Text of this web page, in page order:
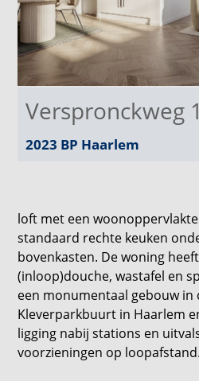
Verspronckweg
2023 BP Haarlem
loft met een
standaard rechte keuken
bovenkasten. De woning
(inloop)douche, wastafel en
een monumentaal gebouw in
Kleverparkbuurt in Haarlem
ligging nabij stations en
voorzieningen op loopafstand.